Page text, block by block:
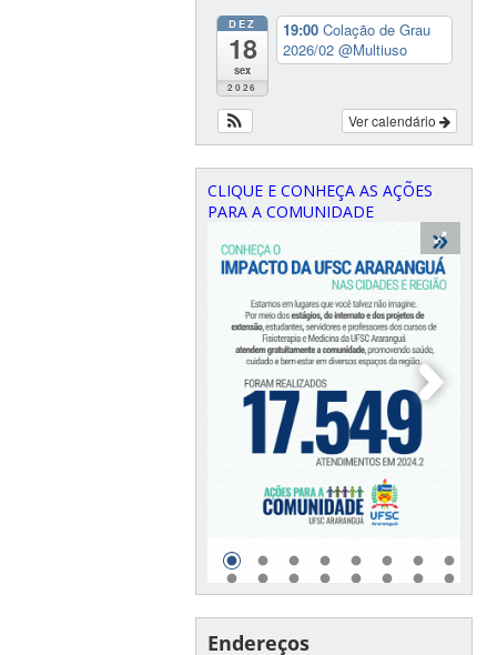
DEZ
18
sex
2026
19:00Colação de Grau
2026/02@Multiuso
Ver calendário
CLIQUE E CONHEÇA AS AÇÕES
PARA A COMUNIDADE
Endereços